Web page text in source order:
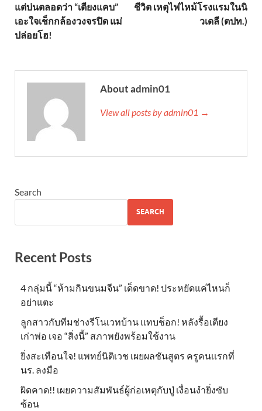
แต่บ่นตลอดว่า “เตียงแคบ”
เอะใจเช็กกล้องวงจรปิด แม่
ปล่อยโฮ!
ชีวิต เหตุไฟไหม้โรงแรมในนิ
วเดลี (ตปท.)
About admin01
View all posts by admin01 →
Search
SEARCH
Recent Posts
4 กลุ่มนี้ “ห้ามกินขนมจีน” เด็ดขาด! ประหยัดแค่ไหนก็
อย่าแตะ
ลูกสาวกับทีมช่างรีโนเวทบ้าน แทบช็อก! หลังรื้อเตียง
เก่าพ่อ เจอ “สิ่งนี้” สภาพยังพร้อมใช้งาน
ยิ่งสะเทือนใจ! แพทย์นิติเวช เผยผลชันสูตร ครูคนเเรกที่
นร. ลงมือ
ผิดคาด!! เผยความสัมพันธ์ผู้ก่อเหตุกับปู่ เงื่อนงำยิ่งซับ
ซ้อน